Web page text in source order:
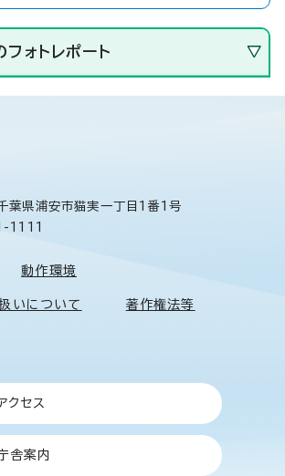
ォトレポート
県浦安市猫実一丁目1番1号
1111
動作環境
いについて 著作権法等
クセス
舎案内